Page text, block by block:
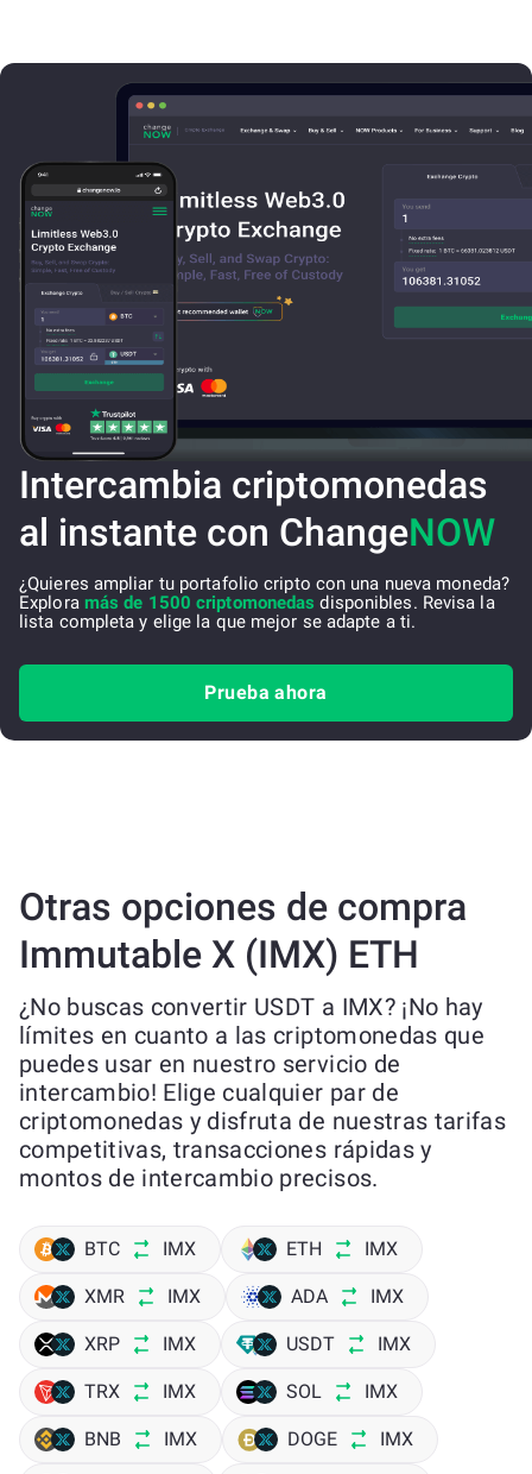
Intercambia criptomonedas
al instante con ChangeNOW
¿Quieres ampliar tu portafolio cripto con una nueva moneda?
Explora más de 1500 criptomonedas disponibles. Revisa la
lista completa y elige la que mejor se adapte a ti.
Prueba ahora
Otras opciones de compra
Immutable X (IMX) ETH
¿No buscas convertir USDT a IMX? ¡No hay
límites en cuanto a las criptomonedas que
puedes usar en nuestro servicio de
intercambio! Elige cualquier par de
criptomonedas y disfruta de nuestras tarifas
competitivas, transacciones rápidas y
montos de intercambio precisos.
BTC IMX ETH IMX
XMR IMX ADA IMX
XRP IMX USDT IMX
TRX IMX SOL IMX
BNB IMX DOGE IMX